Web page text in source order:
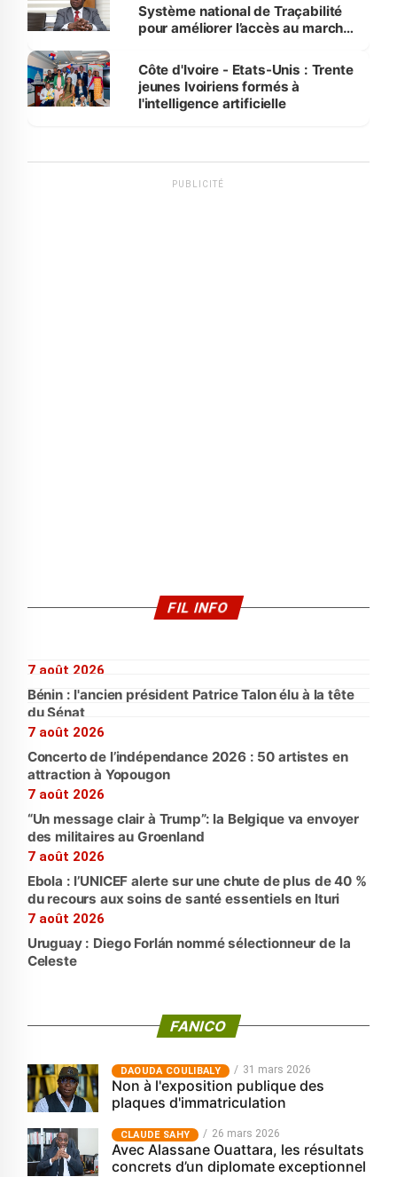
Système national de Traçabilité
pour améliorer l’accès au marché
Côte d'Ivoire - Etats-Unis : Trente
jeunes Ivoiriens formés à
l'intelligence artificielle
PUBLICITÉ
FIL INFO
7 août 2026
Bénin : l'ancien président Patrice Talon élu à la tête
du Sénat
7 août 2026
Concerto de l’indépendance 2026 : 50 artistes en
attraction à Yopougon
7 août 2026
“Un message clair à Trump”: la Belgique va envoyer
des militaires au Groenland
7 août 2026
Ebola : l’UNICEF alerte sur une chute de plus de 40 %
du recours aux soins de santé essentiels en Ituri
7 août 2026
Uruguay : Diego Forlán nommé sélectionneur de la
Celeste
FANICO
‎DAOUDA COULIBALY 31 mars 2026
Non à l'exposition publique des
plaques d'immatriculation
CLAUDE SAHY 26 mars 2026
Avec Alassane Ouattara, les résultats
concrets d’un diplomate exceptionnel